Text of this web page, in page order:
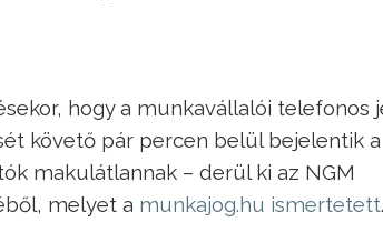
hogy a munkavállalói telefonos
követő pár percen belül bejelentik a
makulátlannak – derül ki az NGM
melyet a munkajog.hu ismertetett.